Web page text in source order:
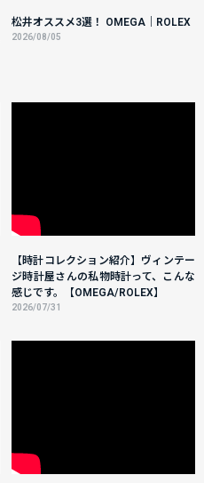
松井オススメ3選！ OMEGA｜ROLEX
2026/08/05
【時計コレクション紹介】ヴィンテー
ジ時計屋さんの私物時計って、こんな
感じです。【OMEGA/ROLEX】
2026/07/31